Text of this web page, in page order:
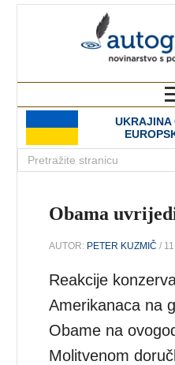
UKRAJINA
Obama
AUTOR: PETER KUZMIČ /
Reakcije
Amerikanaca na
Obame na
Molitvenom